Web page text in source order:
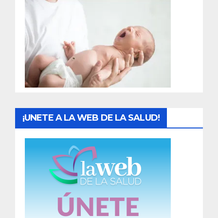
¡UNETE A LA WEB DE LA SALUD!